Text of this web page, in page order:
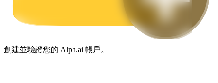
創建並驗證您的 Alph.ai 帳戶。